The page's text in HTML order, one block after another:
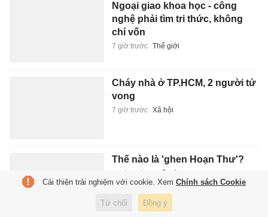
Ngoại giao khoa học - công
nghệ phải tìm tri thức, không
chỉ vốn
7 giờ trước Thế giới
Cháy nhà ở TP.HCM, 2 người tử
vong
7 giờ trước Xã hội
Thế nào là 'ghen Hoạn Thư'?
Cải thiện trải nghiệm với cookie. Xem Chính sách Cookie
Từ chối Đồng ý